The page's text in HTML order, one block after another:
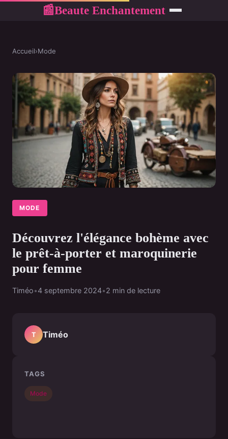
📰Beaute Enchantement
Accueil›Mode
MODE
Découvrez l'élégance bohème avec
le prêt-à-porter et maroquinerie
pour femme
Timéo•4 septembre 2024•2 min de lecture
T Timéo
TAGS
Mode